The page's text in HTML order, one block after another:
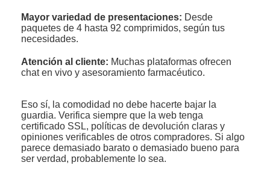
Mayor variedad de presentaciones: Desde
paquetes de 4 hasta 92 comprimidos, según tus
necesidades.
Atención al cliente: Muchas plataformas ofrecen
chat en vivo y asesoramiento farmacéutico.
Eso sí, la comodidad no debe hacerte bajar la
guardia. Verifica siempre que la web tenga
certificado SSL, políticas de devolución claras y
opiniones verificables de otros compradores. Si algo
parece demasiado barato o demasiado bueno para
ser verdad, probablemente lo sea.